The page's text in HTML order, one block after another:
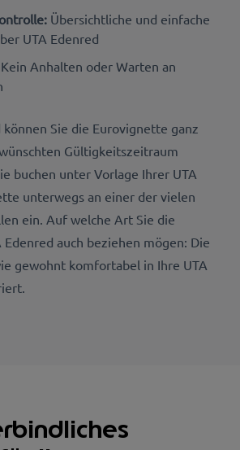
Übersichtliche und einfache
UTA Edenred
Kein Anhalten oder Warten an
können Sie die Eurovignette ganz
Gültigkeitszeitraum
buchen unter Vorlage Ihrer UTA
unterwegs an einer der vielen
ein. Auf welche Art Sie die
auch beziehen mögen: Die
gewohnt komfortabel in Ihre UTA